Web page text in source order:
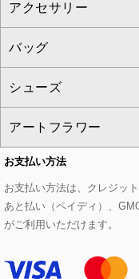
eur3
Maison de CINQ
MK MICHEL
ベスト・ジレ
パーカー
タンクトップ・キ
スウェット・ジャ
その他のトップス
その他のワンピー
ハーフ・ショート
サロペット・オー
その他のパンツ
ミモレ丈スカート
ショート・ミニ丈
その他のスカート
ノーカラージャケ
セットアップ
セットアップジャ
セットアップパンツ
セットアップスカ
セットアップワン
トレンチコート
ピーコート
ダッフルコート
チェスターコート
モッズコート
ステンカラーコー
すべてのグッズ・
マスク
ストール・マフラ
ベルト・サスペン
帽子
ヘアアクセサリー
アクセサリー
すべてのアクセサ
ネックレス
ピアス・イヤリング
ブレスレット・バ
ブローチ・コサー
バッグ
すべてのバッグ
トートバッグ
ショルダーバッグ
ボストンバッグ
シューズ
すべてのシューズ
パンプス
スニーカー
アートフラワー
すべてのアートフ
ローズ
お支払い方法
お支払い方法は、クレジッ
あと払い（ペイディ）、
がご利用いただけます。